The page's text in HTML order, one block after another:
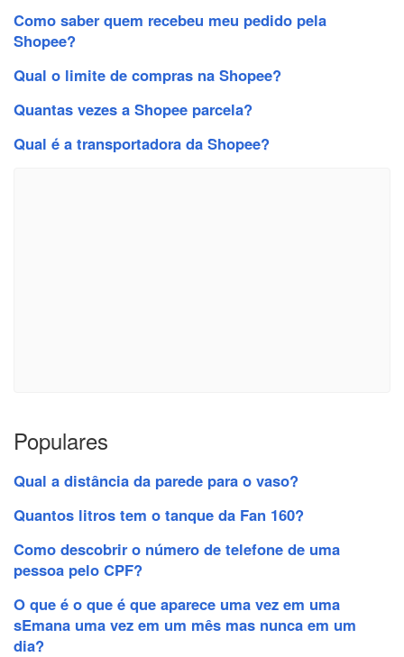
Como saber quem recebeu meu pedido pela
Shopee?
Qual o limite de compras na Shopee?
Quantas vezes a Shopee parcela?
Qual é a transportadora da Shopee?
Populares
Qual a distância da parede para o vaso?
Quantos litros tem o tanque da Fan 160?
Como descobrir o número de telefone de uma
pessoa pelo CPF?
O que é o que é que aparece uma vez em uma
sEmana uma vez em um mês mas nunca em um
dia?